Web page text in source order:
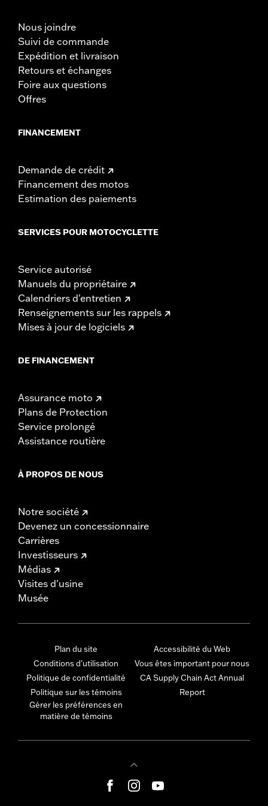
Nous joindre
Suivi de commande
Expédition et livraison
Retours et échanges
Foire aux questions
Offres
FINANCEMENT
Demande de crédit
Financement des motos
Estimation des paiements
SERVICES POUR MOTOCYCLETTE
Service autorisé
Manuels du propriétaire
Calendriers d'entretien
Renseignements sur les rappels
Mises à jour de logiciels
DE FINANCEMENT
Assurance moto
Plans de Protection
Service prolongé
Assistance routière
À PROPOS DE NOUS
Notre société
Devenez un concessionnaire
Carrières
Investisseurs
Médias
Visites d'usine
Musée
Plan du site
Conditions d'utilisation
Politique de confidentialité
Politique sur les témoins
Gérer les préférences en
matière de témoins
Accessibilité du Web
Vous êtes important pour nous
CA Supply Chain Act Annual
Report